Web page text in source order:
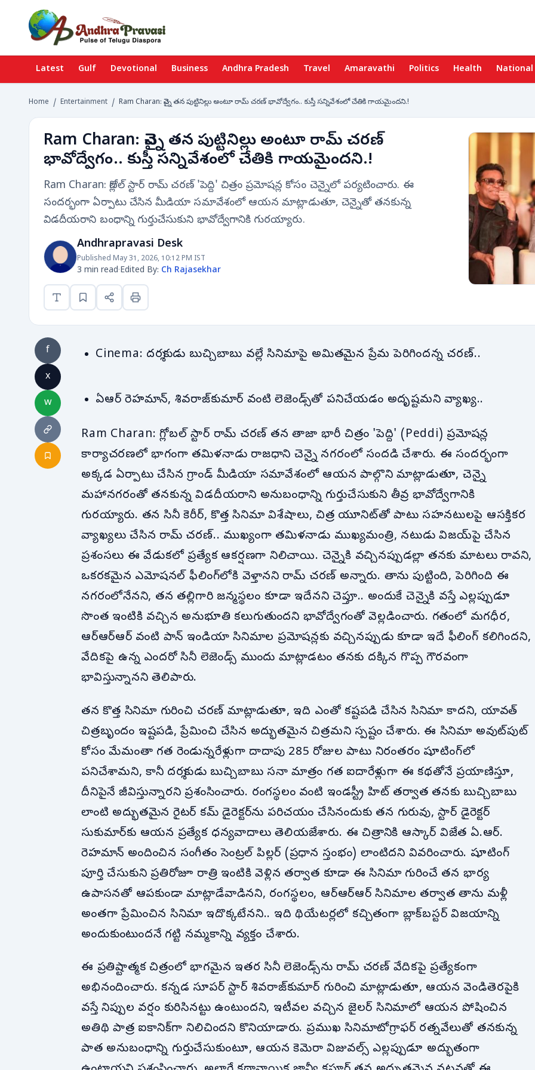
Latest Gulf Devotional Business Andhra Pradesh Travel Amaravathi Politics Health National
Home / Entertainment / Ram Charan: చెన్నై తన పుట్టినిల్లు అంటూ రామ్ చరణ్ భావోద్వేగం.. కుస్తీ సన్నివేశంలో చేతికి గాయమైందని.!
Ram Charan: చెన్నై తన పుట్టినిల్లు అంటూ రామ్ చరణ్
భావోద్వేగం.. కుస్తీ సన్నివేశంలో చేతికి గాయమైందని.!
Ram Charan: గ్లోబల్ స్టార్ రామ్ చరణ్ 'పెద్ది' చిత్రం ప్రమోషన్ల కోసం చెన్నైలో పర్యటించారు. ఈ
సందర్భంగా ఏర్పాటు చేసిన మీడియా సమావేశంలో ఆయన మాట్లాడుతూ, చెన్నైతో తనకున్న
విడదీయరాని బంధాన్ని గుర్తుచేసుకుని భావోద్వేగానికి గురయ్యారు.
Andhrapravasi Desk
Published May 31, 2026, 10:12 PM IST
3 min read·Edited By: Ch Rajasekhar
f
x
w
Cinema: దర్శకుడు బుచ్చిబాబు వల్లే సినిమాపై అమితమైన ప్రేమ పెరిగిందన్న చరణ్..
ఏఆర్ రెహమాన్, శివరాజ్‌కుమార్ వంటి లెజెండ్స్‌తో పనిచేయడం అదృష్టమని వ్యాఖ్య..
Ram Charan: గ్లోబల్ స్టార్ రామ్ చరణ్ తన తాజా భారీ చిత్రం 'పెద్ది' (Peddi) ప్రమోషన్ల
కార్యాచరణలో భాగంగా తమిళనాడు రాజధాని చెన్నై నగరంలో సందడి చేశారు. ఈ సందర్భంగా
అక్కడ ఏర్పాటు చేసిన గ్రాండ్ మీడియా సమావేశంలో ఆయన పాల్గొని మాట్లాడుతూ, చెన్నై
మహానగరంతో తనకున్న విడదీయరాని అనుబంధాన్ని గుర్తుచేసుకుని తీవ్ర భావోద్వేగానికి
గురయ్యారు. తన సినీ కెరీర్, కొత్త సినిమా విశేషాలు, చిత్ర యూనిట్‌తో పాటు సహనటులపై ఆసక్తికర
వ్యాఖ్యలు చేసిన రామ్ చరణ్.. ముఖ్యంగా తమిళనాడు ముఖ్యమంత్రి, నటుడు విజయ్‌పై చేసిన
ప్రశంసలు ఈ వేడుకలో ప్రత్యేక ఆకర్షణగా నిలిచాయి. చెన్నైకి వచ్చినప్పుడల్లా తనకు మాటలు రావని,
ఒకరకమైన ఎమోషనల్ ఫీలింగ్‌లోకి వెళ్తానని రామ్ చరణ్ అన్నారు. తాను పుట్టింది, పెరిగింది ఈ
నగరంలోనేనని, తన తల్లిగారి జన్మస్థలం కూడా ఇదేనని చెప్తూ.. అందుకే చెన్నైకి వస్తే ఎల్లప్పుడూ
సొంత ఇంటికి వచ్చిన అనుభూతి కలుగుతుందని భావోద్వేగంతో వెల్లడించారు. గతంలో మగధీర,
ఆర్‌ఆర్‌ఆర్ వంటి పాన్ ఇండియా సినిమాల ప్రమోషన్లకు వచ్చినప్పుడు కూడా ఇదే ఫీలింగ్ కలిగిందని,
వేదికపై ఉన్న ఎందరో సినీ లెజెండ్స్ ముందు మాట్లాడటం తనకు దక్కిన గొప్ప గౌరవంగా
భావిస్తున్నానని తెలిపారు.
తన కొత్త సినిమా గురించి చరణ్ మాట్లాడుతూ, ఇది ఎంతో కష్టపడి చేసిన సినిమా కాదని, యావత్
చిత్రబృందం ఇష్టపడి, ప్రేమించి చేసిన అద్భుతమైన చిత్రమని స్పష్టం చేశారు. ఈ సినిమా అవుట్‌పుట్
కోసం మేమంతా గత రెండున్నరేళ్లుగా దాదాపు 285 రోజుల పాటు నిరంతరం షూటింగ్‌లో
పనిచేశామని, కానీ దర్శకుడు బుచ్చిబాబు సనా మాత్రం గత ఐదారేళ్లుగా ఈ కథతోనే ప్రయాణిస్తూ,
దీనిపైనే జీవిస్తున్నారని ప్రశంసించారు. రంగస్థలం వంటి ఇండస్ట్రీ హిట్ తర్వాత తనకు బుచ్చిబాబు
లాంటి అద్భుతమైన రైటర్ కమ్ డైరెక్టర్‌ను పరిచయం చేసినందుకు తన గురువు, స్టార్ డైరెక్టర్
సుకుమార్‌కు ఆయన ప్రత్యేక ధన్యవాదాలు తెలియజేశారు. ఈ చిత్రానికి ఆస్కార్ విజేత ఏ.ఆర్.
రెహమాన్ అందించిన సంగీతం సెంట్రల్ పిల్లర్ (ప్రధాన స్తంభం) లాంటిదని వివరించారు. షూటింగ్
పూర్తి చేసుకుని ప్రతిరోజూ రాత్రి ఇంటికి వెళ్లిన తర్వాత కూడా ఈ సినిమా గురించే తన భార్య
ఉపాసనతో ఆపకుండా మాట్లాడేవాడినని, రంగస్థలం, ఆర్‌ఆర్‌ఆర్ సినిమాల తర్వాత తాను మళ్లీ
అంతగా ప్రేమించిన సినిమా ఇదొక్కటేనని.. ఇది థియేటర్లలో కచ్చితంగా బ్లాక్‌బస్టర్ విజయాన్ని
అందుకుంటుందనే గట్టి నమ్మకాన్ని వ్యక్తం చేశారు.
ఈ ప్రతిష్టాత్మక చిత్రంలో భాగమైన ఇతర సినీ లెజెండ్స్‌ను రామ్ చరణ్ వేదికపై ప్రత్యేకంగా
అభినందించారు. కన్నడ సూపర్ స్టార్ శివరాజ్‌కుమార్ గురించి మాట్లాడుతూ, ఆయన వెండితెరపైకి
వస్తే నిప్పుల వర్షం కురిసినట్టు ఉంటుందని, ఇటీవల వచ్చిన జైలర్ సినిమాలో ఆయన పోషించిన
అతిథి పాత్ర ఐకానిక్‌గా నిలిచిందని కొనియాడారు. ప్రముఖ సినిమాటోగ్రాఫర్ రత్నవేలుతో తనకున్న
పాత అనుబంధాన్ని గుర్తుచేసుకుంటూ, ఆయన కెమెరా విజువల్స్ ఎల్లప్పుడూ అద్భుతంగా